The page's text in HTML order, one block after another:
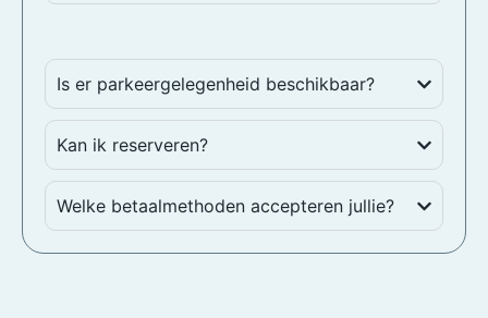
Is er parkeergelegenheid beschikbaar?
Kan ik reserveren?
Welke betaalmethoden accepteren jullie?